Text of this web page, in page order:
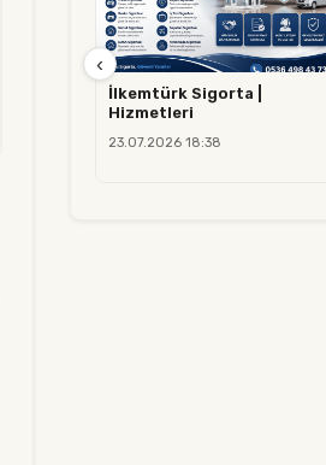
İlkemtürk Sigorta |
Hizmetleri
23.07.2026 18:38
‹